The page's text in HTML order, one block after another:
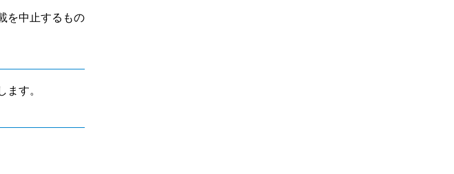
を中止するもの
す。